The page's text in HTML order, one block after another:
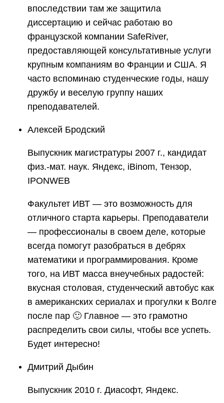
впоследствии там же защитила
диссертацию и сейчас работаю во
французской компании SafeRiver,
предоставляющей консультативные услуги
крупным компаниям во Франции и США. Я
часто вспоминаю студенческие годы, нашу
дружбу и веселую группу наших
преподавателей.
Алексей Бродский
Выпускник магистратуры 2007 г., кандидат
физ.-мат. наук. Яндекс, iBinom, Тензор,
IPONWEB
Факультет ИВТ — это возможность для
отличного старта карьеры. Преподаватели
— профессионалы в своем деле, которые
всегда помогут разобраться в дебрях
математики и программирования. Кроме
того, на ИВТ масса внеучебных радостей:
вкусная столовая, студенческий автобус как
в американских сериалах и прогулки к Волге
после пар 🙂 Главное — это грамотно
распределить свои силы, чтобы все успеть.
Будет интересно!
Дмитрий Дыбин
Выпускник 2010 г. Диасофт, Яндекс.